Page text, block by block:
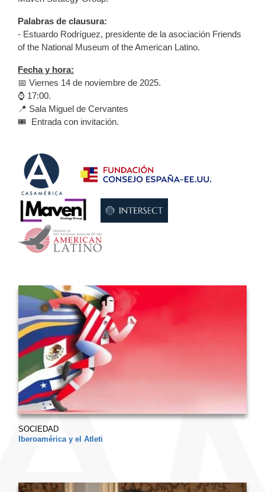
Palabras de clausura:
- Estuardo Rodríguez, presidente de la asociación Friends
of the National Museum of the American Latino.
Fecha y hora:
📅 Viernes 14 de noviembre de 2025.
⌚ 17:00.
📍 Sala Miguel de Cervantes
🎟️ Entrada con invitación.
SOCIEDAD
Iberoamérica y el Atleti